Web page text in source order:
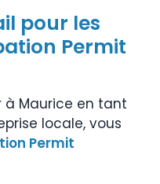
pour les
Permit
à Maurice en tant
locale, vous
Permit